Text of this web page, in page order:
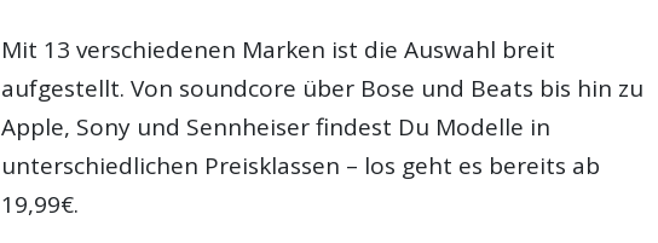
Mit 13 verschiedenen Marken ist die Auswahl breit
aufgestellt. Von soundcore über Bose und Beats bis hin zu
Apple, Sony und Sennheiser findest Du Modelle in
unterschiedlichen Preisklassen – los geht es bereits ab
19,99€.